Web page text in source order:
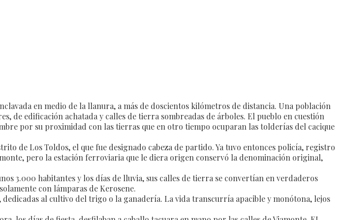
en medio de la llanura, a más de doscientos kilómetros de distancia. Una población
de edificación achatada y calles de tierra sombreadas de árboles. El pueblo en cuestión
por su proximidad con las tierras que en otro tiempo ocuparan las tolderías del cacique
de Los Toldos, el que fue designado cabeza de partido. Ya tuvo entonces policía, registro
pero la estación ferroviaria que le diera origen conservó la denominación original,
3.000 habitantes y los días de lluvia, sus calles de tierra se convertían en verdaderos
con lámparas de Kerosene.
al cultivo del trigo o la ganadería. La vida transcurría apacible y monótona, lejos